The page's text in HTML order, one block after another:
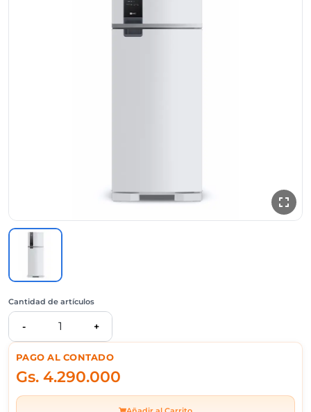
PAGO AL CONTADO
Gs. 4.290.000
Cantidad de artículos
- 1 +